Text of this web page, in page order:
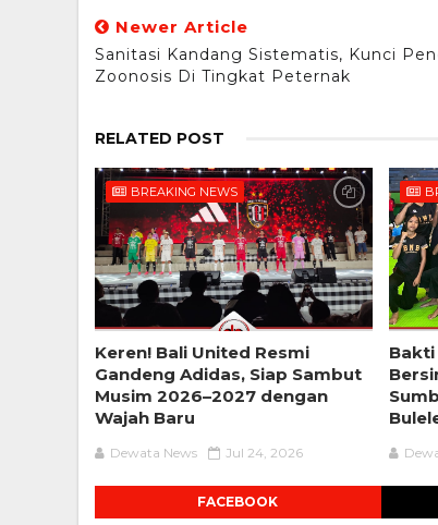
Newer Article
Sanitasi Kandang Sistematis, Kunci
Zoonosis Di Tingkat Peternak
RELATED POST
BREAKING NEWS
Keren! Bali United Resmi
Gandeng Adidas, Siap Sambut
Musim 2026–2027 dengan
Wajah Baru
Dewata News Jul 24, 2026
Bakti
FACEBOOK